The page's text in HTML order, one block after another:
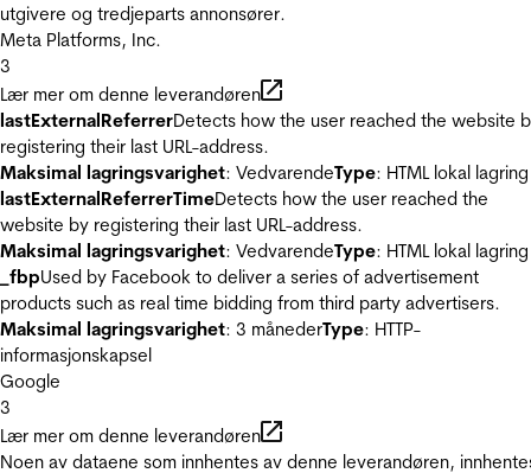
utgivere og tredjeparts annonsører.
Meta Platforms, Inc.
3
Lær mer om denne leverandøren
lastExternalReferrerDetects how the user reached the website
registering their last URL-address.
Maksimal lagringsvarighet: VedvarendeType: HTML lokal lagring
lastExternalReferrerTimeDetects how the user reached the
website by registering their last URL-address.
Maksimal lagringsvarighet: VedvarendeType: HTML lokal lagring
_fbpUsed by Facebook to deliver a series of advertisement
products such as real time bidding from third party advertisers.
Maksimal lagringsvarighet: 3 månederType: HTTP-
informasjonskapsel
Google
3
Lær mer om denne leverandøren
Noen av dataene som innhentes av denne leverandøren,